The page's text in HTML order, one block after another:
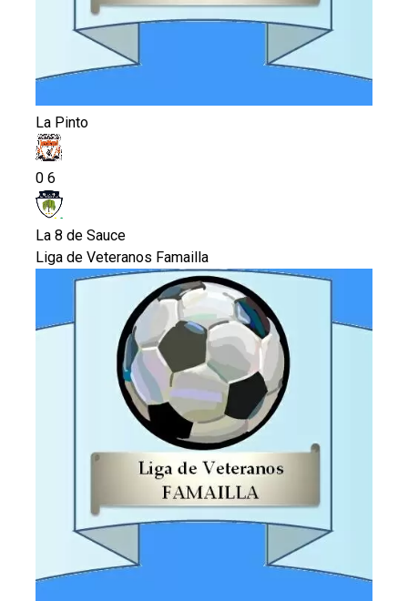
La Pinto
0 6
La 8 de Sauce
Liga de Veteranos Famailla